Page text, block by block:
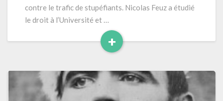
contre le trafic de stupéfiants. Nicolas Feuz a étudié
le droit à l’Université et …
+
Read